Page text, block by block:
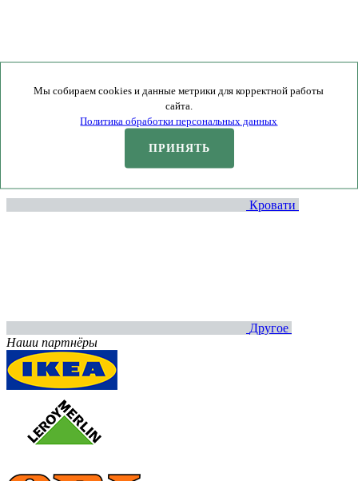
Кровати
Другое
Наши партнёры
Мы собираем cookies и данные метрики для корректной работы
сайта.
Политика обработки персональных данных
ПРИНЯТЬ